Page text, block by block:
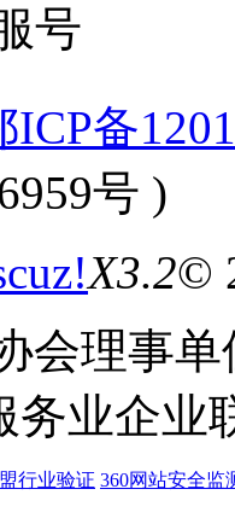
号
ICP备
号 )
X3.2©
会理事
务业企业
行业验证 360网站安全监